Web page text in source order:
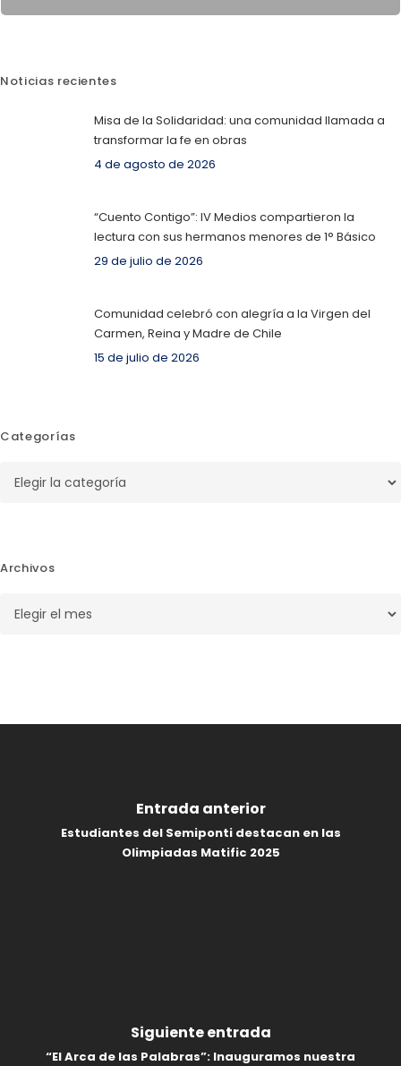
Noticias recientes
Misa de la Solidaridad: una comunidad llamada a
transformar la fe en obras
4 de agosto de 2026
“Cuento Contigo”: IV Medios compartieron la
lectura con sus hermanos menores de 1° Básico
29 de julio de 2026
Comunidad celebró con alegría a la Virgen del
Carmen, Reina y Madre de Chile
15 de julio de 2026
Categorías
Archivos
Entrada anterior
Estudiantes del Semiponti destacan en las
Olimpiadas Matific 2025
Siguiente entrada
“El Arca de las Palabras”: Inauguramos nuestra